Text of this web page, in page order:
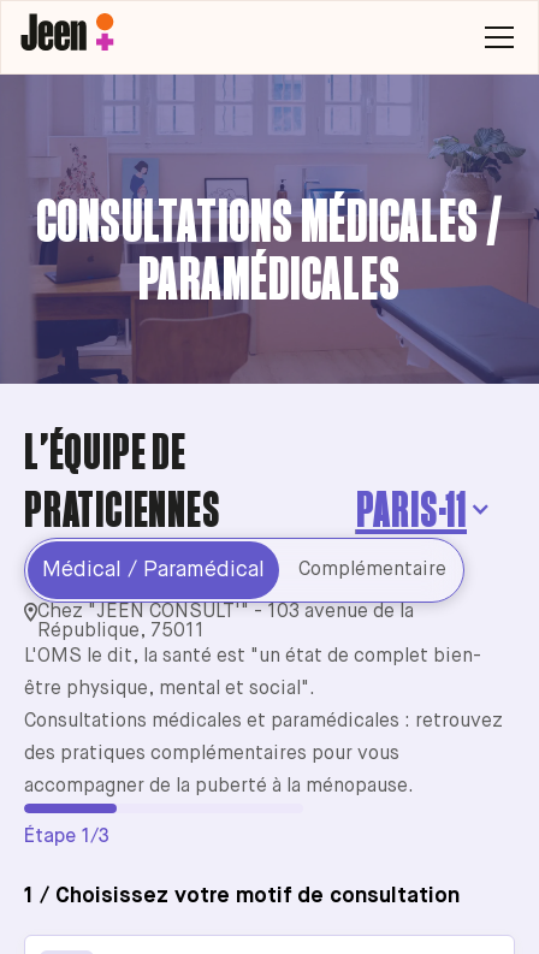
CONSULTATIONS MÉDICALES /
PARAMÉDICALES
L'ÉQUIPE DE
PRATICIENNES
PARIS·11
Médical / Paramédical Complémentaire
Chez "JEEN CONSULT'" - 103 avenue de la
République, 75011
L'OMS le dit, la santé est "un état de complet bien-
être physique, mental et social".
Consultations médicales et paramédicales : retrouvez
des pratiques complémentaires pour vous
accompagner de la puberté à la ménopause.
Étape 1/3
1 / Choisissez votre motif de consultation